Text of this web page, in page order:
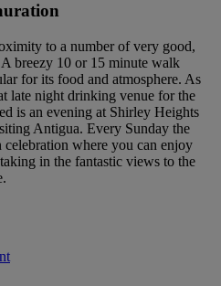
to a number of very good,
breezy 10 or 15 minute walk
for its food and atmosphere. As
late night drinking venue for the
is an evening at Shirley Heights
Antigua. Every Sunday the
celebration where you can enjoy
in the fantastic views to the